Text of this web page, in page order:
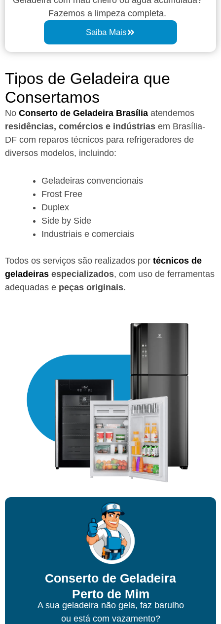
Fazemos a limpeza completa.
Saiba Mais
Tipos de Geladeira que
Consertamos
No Conserto de Geladeira Brasília atendemos
residências, comércios e indústrias em Brasília-
DF com reparos técnicos para refrigeradores de
diversos modelos, incluindo:
Geladeiras convencionais
Frost Free
Duplex
Side by Side
Industriais e comerciais
Todos os serviços são realizados por técnicos de
geladeiras especializados, com uso de ferramentas
adequadas e peças originais.
Conserto de Geladeira
Perto de Mim
A sua geladeira não gela, faz barulho
ou está com vazamento?